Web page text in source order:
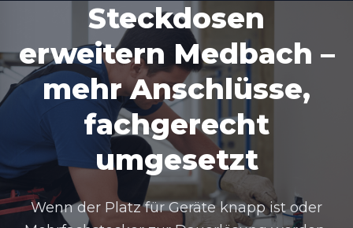
Steckdosen
erweitern Medbach –
mehr Anschlüsse,
fachgerecht
umgesetzt
Wenn der Platz für Geräte knapp ist oder